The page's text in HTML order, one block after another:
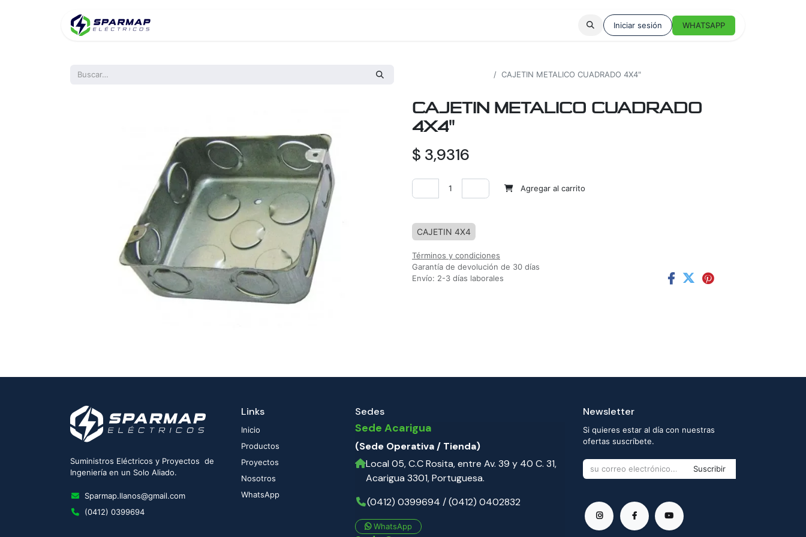
Iniciar sesión WHATSAPP
CAJETIN METALICO CUADRADO 4X4"
CAJETIN METALICO CUADRADO
4X4"
$ 3,9316
Agregar al carrito
CAJETIN 4X4
Términos y condiciones
Garantía de devolución de 30 días
Envío: 2-3 días laborales
Suministros Eléctricos y Proyectos de
Ingeniería en un Solo Aliado.
Sparmap.llanos@gmail.com
(0412) 0399694
Links
Inicio
Productos
Proyectos
Nosotros
WhatsApp
Sedes
Sede Acarigua
(Sede Operativa / Tienda)
Local 05, C.C Rosita, entre Av. 39 y 40 C. 31,
Acarigua 3301, Portuguesa.
(0412) 0399694 / (0412) 0402832
WhatsApp
Newsletter
Si quieres estar al día con nuestras
ofertas suscríbete.
Suscribir